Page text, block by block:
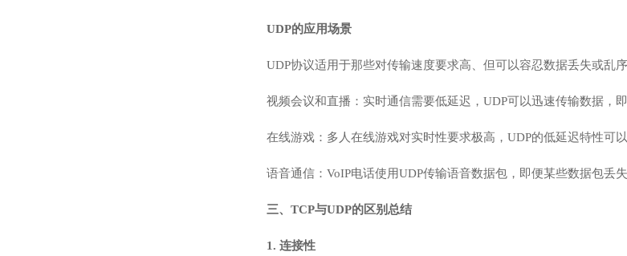
UDP的应用场景
UDP协议适用于那些对传输速度要求高、但可以容忍数据丢失或乱
视频会议和直播：实时通信需要低延迟，UDP可以迅速传输数据，
在线游戏：多人在线游戏对实时性要求极高，UDP的低延迟特性可
语音通信：VoIP电话使用UDP传输语音数据包，即便某些数据包丢
三、TCP与UDP的区别总结
1. 连接性